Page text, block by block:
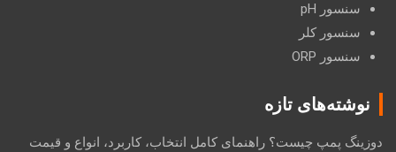
سنسور pH
سنسور کلر
سنسور ORP
نوشته‌های تازه
دوزینگ پمپ چیست؟ راهنمای کامل انتخاب، کاربرد، انواع و قیمت